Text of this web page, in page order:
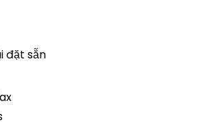
đặt sẵn